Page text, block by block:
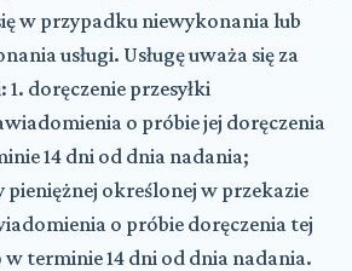
w przypadku niewykonania lub
usługi. Usługę uważa się za
doręczenie przesyłki
o próbie jej doręczenia
14 dni od dnia nadania;
pieniężnej określonej w przekazie
o próbie doręczenia tej
terminie 14 dni od dnia nadania.